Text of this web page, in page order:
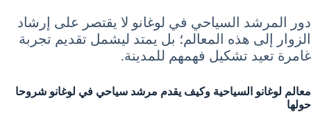
دور المرشد السياحي في لوغانو لا يقتصر على إرشاد
الزوار إلى هذه المعالم؛ بل يمتد ليشمل تقديم تجربة
غامرة تعيد تشكيل فهمهم للمدينة.
معالم لوغانو السياحية وكيف يقدم مرشد سياحي في لوغانو شروحا
حولها